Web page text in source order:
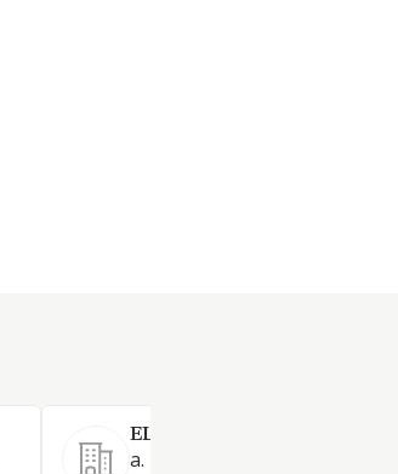
EL REBOST DE FAGECA SL.
a. La prestación, gestión y